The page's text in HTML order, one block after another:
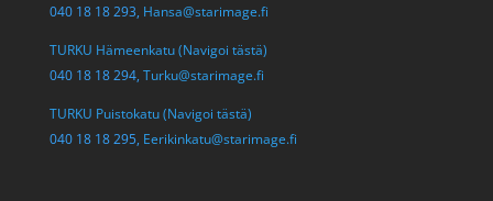
040 18 18 293, Hansa@starimage.fi
TURKU Hämeenkatu (Navigoi tästä)
040 18 18 294, Turku@starimage.fi
TURKU Puistokatu (Navigoi tästä)
040 18 18 295, Eerikinkatu@starimage.fi